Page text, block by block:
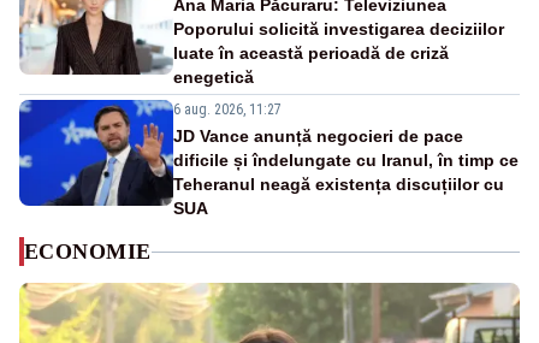
Ana Maria Păcuraru: Televiziunea
Poporului solicită investigarea deciziilor
luate în această perioadă de criză
enegetică
6 aug. 2026, 11:27
JD Vance anunță negocieri de pace
dificile și îndelungate cu Iranul, în timp ce
Teheranul neagă existența discuțiilor cu
SUA
ECONOMIE